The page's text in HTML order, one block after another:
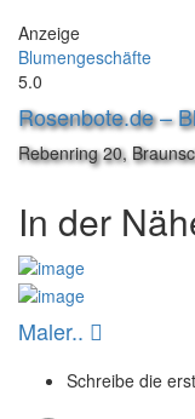
Anzeige
Blumengeschäfte
5.0
Rosenbote.de –
Rebenring 20,
In der
Maler..
Schreibe die